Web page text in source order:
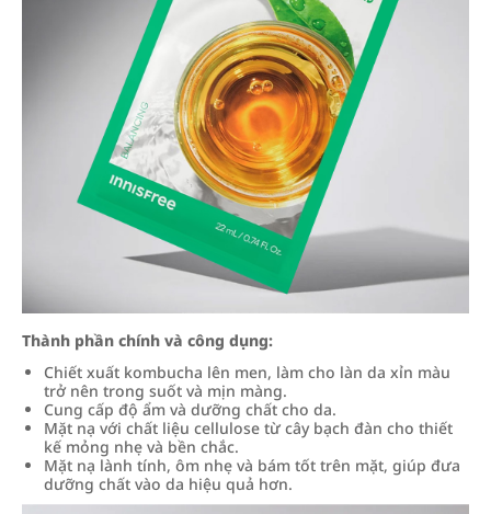
Thành phần chính và công dụng:
Chiết xuất kombucha lên men, làm cho làn da xỉn màu
trở nên trong suốt và mịn màng.
Cung cấp độ ẩm và dưỡng chất cho da.
Mặt nạ với chất liệu cellulose từ cây bạch đàn cho thiết
kế mỏng nhẹ và bền chắc.
Mặt nạ lành tính, ôm nhẹ và bám tốt trên mặt, giúp đưa
dưỡng chất vào da hiệu quả hơn.